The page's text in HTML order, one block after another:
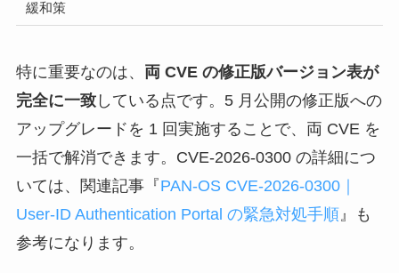
緩和策
特に重要なのは、 両 CVE の修正版バージョン表が
完全に一致している点です。5 月公開の修正版への
アップグレードを 1 回実施することで、両 CVE を
一括で解消できます。CVE-2026-0300 の詳細につ
いては、関連記事『PAN-OS CVE-2026-0300｜
User-ID Authentication Portal の緊急対処手順』も
参考になります。